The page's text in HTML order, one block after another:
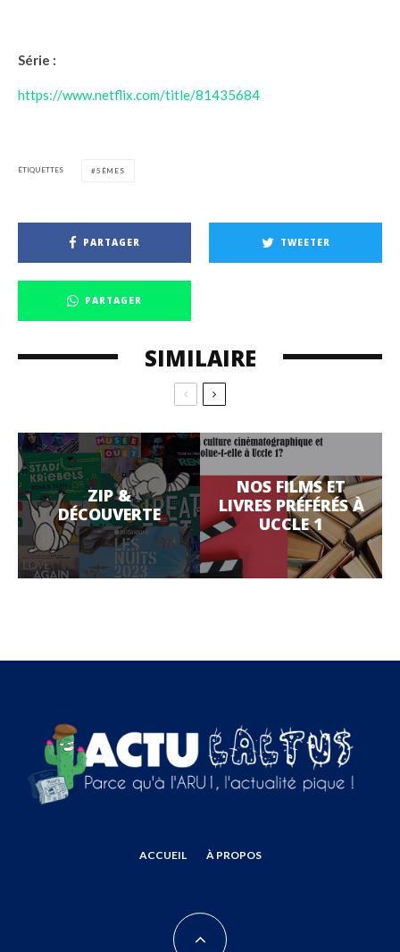
Série :
https://www.netflix.com/title/81435684
ÉTIQUETTES 5ÈMES
PARTAGER TWEETER
PARTAGER
SIMILAIRE
ZIP &
DÉCOUVERTE
NOS FILMS ET
LIVRES PRÉFÉRÉS À
UCCLE 1
ACCUEIL À PROPOS